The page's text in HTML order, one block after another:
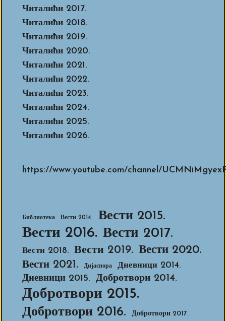
Читалићи 2017.
Читалићи 2018.
Читалићи 2019.
Читалићи 2020.
Читалићи 2021.
Читалићи 2022.
Читалићи 2023.
Читалићи 2024.
Читалићи 2025.
Читалићи 2026.
https://www.youtube.com/channel/
Библиотека Вести 2014. Вести 2015.
Вести 2016. Вести 2017.
Вести 2018. Вести 2019. Вести 2020.
Вести 2021. Дијаспора Дневници 2014.
Дневници 2015. Добротвори 2014.
Добротвори 2015.
Добротвори 2016. Добротвори 2017.